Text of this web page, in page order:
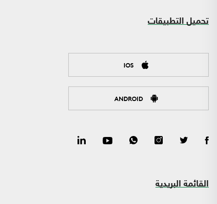
تحميل التطبيقات
IOS
ANDROID
القائمة البريدية